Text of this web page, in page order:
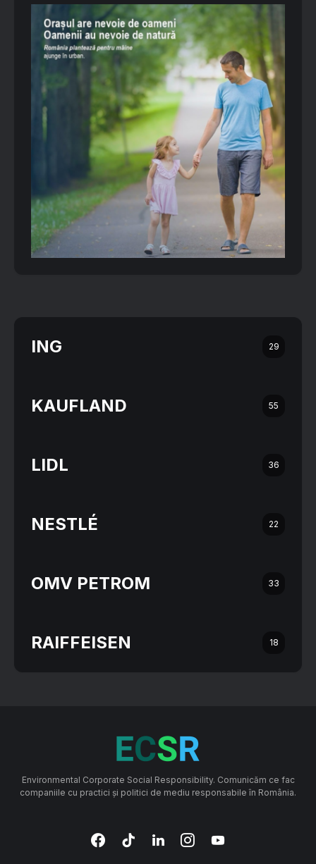
ING 29
KAUFLAND 55
LIDL 36
NESTLÉ 22
OMV PETROM 33
RAIFFEISEN 18
Environmental Corporate Social Responsibility. Comunicăm ce fac
companiile cu practici și politici de mediu responsabile în România.